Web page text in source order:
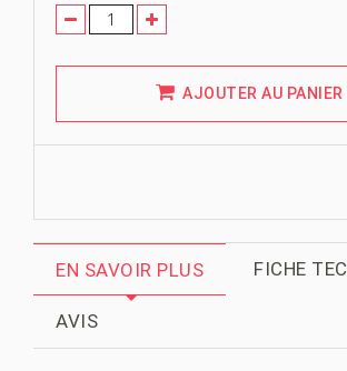
AJOUTER AU PANIER
EN SAVOIR PLUS FICHE
AVIS